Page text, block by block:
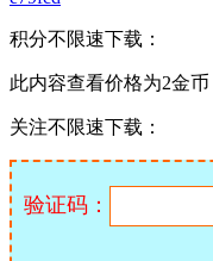
积分不限速下载：
此内容查看价格为2金币
关注不限速下载：
验证码：